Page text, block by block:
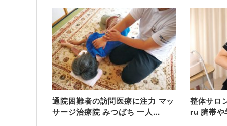
通院困難者の訪問医療に注力 マッ
サージ治療院 みつばち 一人...
整体サロ
ru 臍帯や